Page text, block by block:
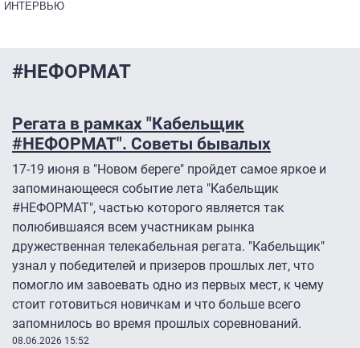
ИНТЕРВЬЮ
#НЕФОРМАТ
Регата в рамках "Кабельщик
#НЕФОРМАТ". Советы бывалых
17-19 июня в "Новом береге" пройдет самое яркое и
запоминающееся событие лета "Кабельщик
#НЕФОРМАТ", частью которого является так
полюбившаяся всем участникам рынка
дружественная телекабельная регата. "Кабельщик"
узнал у победителей и призеров прошлых лет, что
помогло им завоевать одно из первых мест, к чему
стоит готовиться новичкам и что больше всего
запомнилось во время прошлых соревнований.
08.06.2026 15:52